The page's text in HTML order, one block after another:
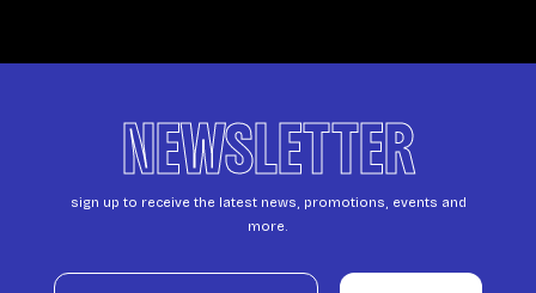
NEWSLETTER
sign up to receive the latest news, promotions, events and
more.